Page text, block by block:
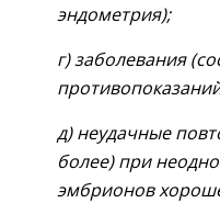
эндометрия);
г) заболевания
д) неудачные
более) при
эмбрионов